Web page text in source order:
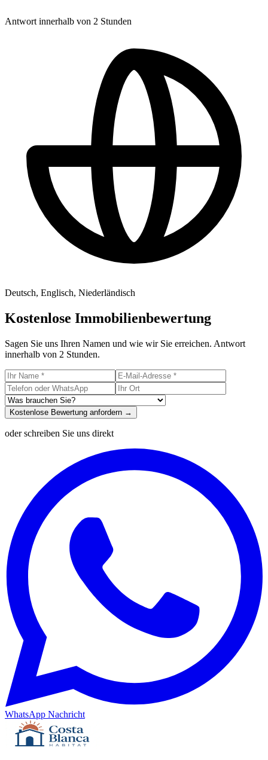
Antwort innerhalb von 2 Stunden
Deutsch, Englisch, Niederländisch
Kostenlose Immobilienbewertung
Sagen Sie uns Ihren Namen und wie wir Sie erreichen. Antwort
innerhalb von 2 Stunden.
Kostenlose Bewertung anfordern →
oder schreiben Sie uns direkt
WhatsApp Nachricht